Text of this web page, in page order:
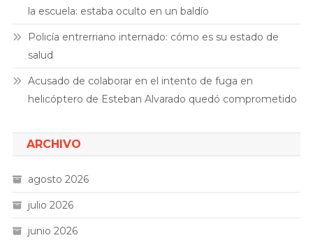
la escuela: estaba oculto en un baldío
Policía entrerriano internado: cómo es su estado de
salud
Acusado de colaborar en el intento de fuga en
helicóptero de Esteban Alvarado quedó comprometido
ARCHIVO
agosto 2026
julio 2026
junio 2026